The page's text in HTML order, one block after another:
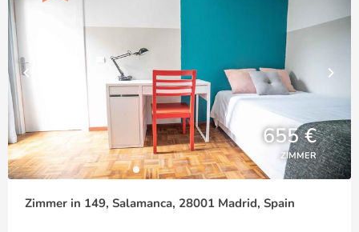
655 €
ZIMMER
Zimmer in 149, Salamanca, 28001 Madrid, Spain